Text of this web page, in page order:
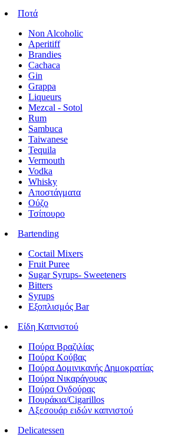
Ποτά
Non Alcoholic
Aperitiff
Brandies
Cachaca
Gin
Grappa
Liqueurs
Mezcal - Sotol
Rum
Sambuca
Taiwanese
Tequila
Vermouth
Vodka
Whisky
Αποστάγματα
Ούζο
Τσίπουρο
Bartending
Coctail Mixers
Fruit Puree
Sugar Syrups- Sweeteners
Bitters
Syrups
Εξοπλισμός Bar
Είδη Καπνιστού
Πούρα Βραζιλίας
Πούρα Κούβας
Πούρα Δομινικανής Δημοκρατίας
Πούρα Νικαράγουας
Πούρα Ονδούρας
Πουράκια/Cigarillos
Αξεσουάρ ειδών καπνιστού
Delicatessen